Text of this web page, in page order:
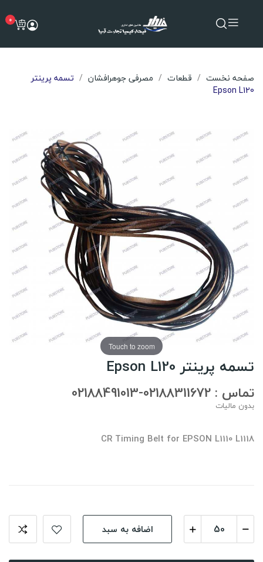
0
صفحه نخست قطعات مصرفی جوهرافشان
تسمه پرینتر
Epson L120
Touch to zoom
تسمه پرینتر Epson L120
تماس : 02188311672-02188491013
بدون مالیات
CR Timing Belt for EPSON L1110 L1118
اضافه به سبد